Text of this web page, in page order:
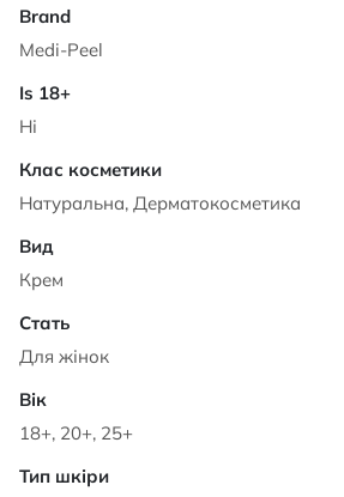
Характеристики
Medi-Peel
Ні
Натуральна, Дерматокосметика
Крем
Для жінок
18+, 20+, 25+